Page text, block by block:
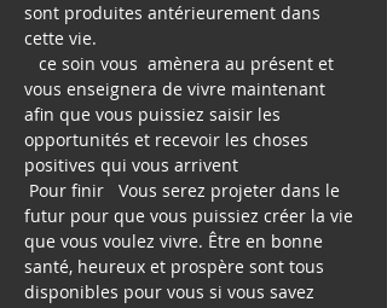
sont produites antérieurement dans
vous enseignera de vivre maintenant
afin que vous puissiez saisir les
opportunités et recevoir les choses
futur pour que vous puissiez créer la vie
que vous voulez vivre. Être en bonne
santé, heureux et prospère sont tous
disponibles pour vous si vous savez